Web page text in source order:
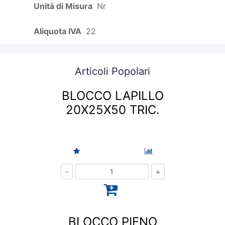
Unità di Misura Nr
Aliquota IVA 22
Articoli Popolari
BLOCCO LAPILLO
20X25X50 TRIC.
BLOCCO PIENO